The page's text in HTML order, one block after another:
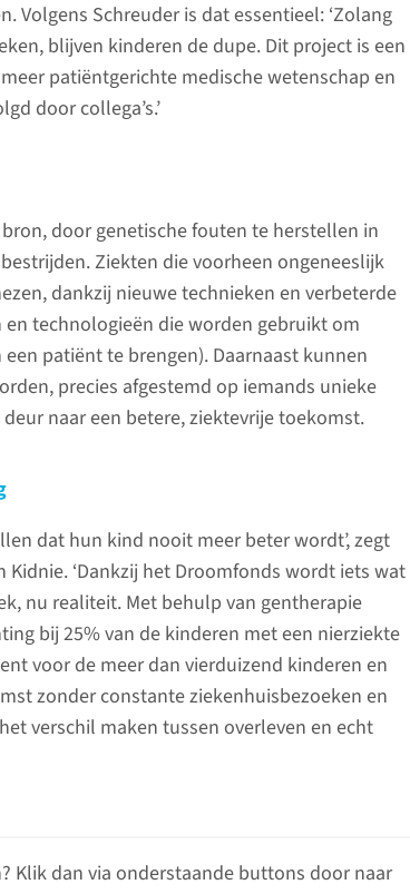
Volgens Schreuder is dat essentieel: ‘Zolang
blijven kinderen de dupe. Dit project is een
patiëntgerichte medische wetenschap en
door collega’s.’
door genetische fouten te herstellen in
Ziekten die voorheen ongeneeslijk
dankzij nieuwe technieken en verbeterde
technologieën die worden gebruikt om
patiënt te brengen). Daarnaast kunnen
precies afgestemd op iemands unieke
naar een betere, ziektevrije toekomst.
dat hun kind nooit meer beter wordt’, zegt
‘Dankzij het Droomfonds wordt iets wat
nu realiteit. Met behulp van gentherapie
bij 25% van de kinderen met een nierziekte
voor de meer dan vierduizend kinderen en
zonder constante ziekenhuisbezoeken en
verschil maken tussen overleven en echt
Klik dan via onderstaande buttons door naar